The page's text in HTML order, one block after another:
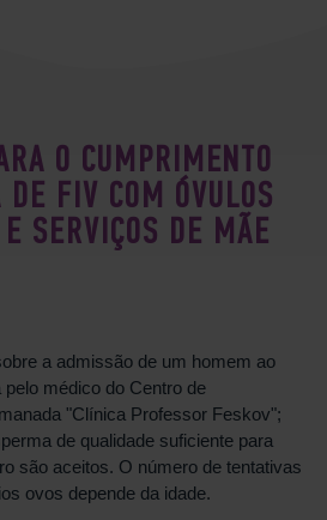
O CUMPRIMENTO
DE FIV COM ÓVULOS
SERVIÇOS DE MÃE
a admissão de um homem ao
pelo médico do Centro de
"Clínica Professor Feskov";
de qualidade suficiente para
são aceitos. O número de tentativas
ovos depende da idade.